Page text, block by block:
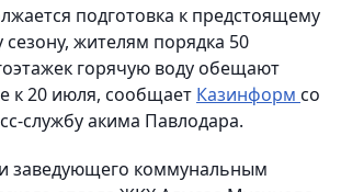
подготовка к предстоящему
жителям порядка 50
горячую воду обещают
к 20 июля, сообщает Казинформ со
службу акима Павлодара.
заведующего коммунальным